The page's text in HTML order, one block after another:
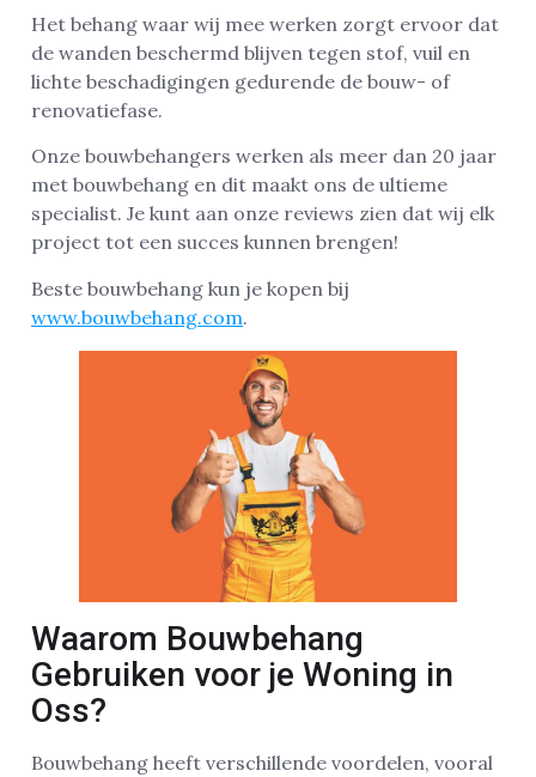
Het behang waar wij mee werken zorgt ervoor dat
de wanden beschermd blijven tegen stof, vuil en
lichte beschadigingen gedurende de bouw- of
renovatiefase.
Onze bouwbehangers werken als meer dan 20 jaar
met bouwbehang en dit maakt ons de ultieme
specialist. Je kunt aan onze reviews zien dat wij elk
project tot een succes kunnen brengen!
Beste bouwbehang kun je kopen bij
www.bouwbehang.com.
Waarom Bouwbehang
Gebruiken voor je Woning in
Oss?
Bouwbehang heeft verschillende voordelen, vooral